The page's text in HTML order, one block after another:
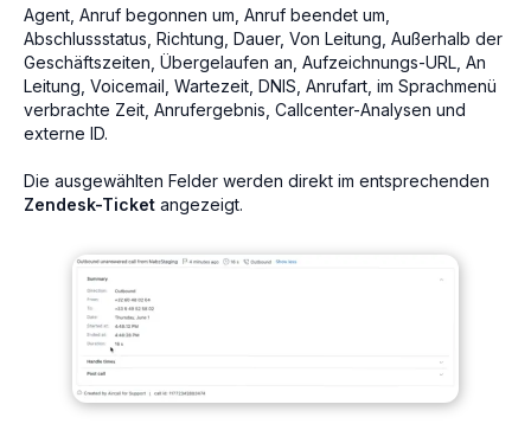
Agent, Anruf begonnen um, Anruf beendet um,
Abschlussstatus, Richtung, Dauer, Von Leitung, Außerhalb der
Geschäftszeiten, Übergelaufen an, Aufzeichnungs-URL, An
Leitung, Voicemail, Wartezeit, DNIS, Anrufart, im Sprachmenü
verbrachte Zeit, Anrufergebnis, Callcenter-Analysen und
externe ID.
Die ausgewählten Felder werden direkt im entsprechenden
Zendesk-Ticket angezeigt.